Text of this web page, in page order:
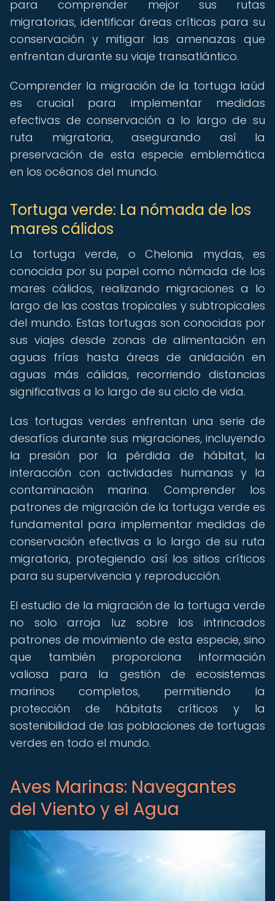
para comprender mejor sus rutas
migratorias, identificar áreas críticas para su
conservación y mitigar las amenazas que
enfrentan durante su viaje transatlántico.
Comprender la migración de la tortuga laúd
es crucial para implementar medidas
efectivas de conservación a lo largo de su
ruta migratoria, asegurando así la
preservación de esta especie emblemática
en los océanos del mundo.
Tortuga verde: La nómada de los
mares cálidos
La tortuga verde, o Chelonia mydas, es
conocida por su papel como nómada de los
mares cálidos, realizando migraciones a lo
largo de las costas tropicales y subtropicales
del mundo. Estas tortugas son conocidas por
sus viajes desde zonas de alimentación en
aguas frías hasta áreas de anidación en
aguas más cálidas, recorriendo distancias
significativas a lo largo de su ciclo de vida.
Las tortugas verdes enfrentan una serie de
desafíos durante sus migraciones, incluyendo
la presión por la pérdida de hábitat, la
interacción con actividades humanas y la
contaminación marina. Comprender los
patrones de migración de la tortuga verde es
fundamental para implementar medidas de
conservación efectivas a lo largo de su ruta
migratoria, protegiendo así los sitios críticos
para su supervivencia y reproducción.
El estudio de la migración de la tortuga verde
no solo arroja luz sobre los intrincados
patrones de movimiento de esta especie, sino
que también proporciona información
valiosa para la gestión de ecosistemas
marinos completos, permitiendo la
protección de hábitats críticos y la
sostenibilidad de las poblaciones de tortugas
verdes en todo el mundo.
Aves Marinas: Navegantes
del Viento y el Agua